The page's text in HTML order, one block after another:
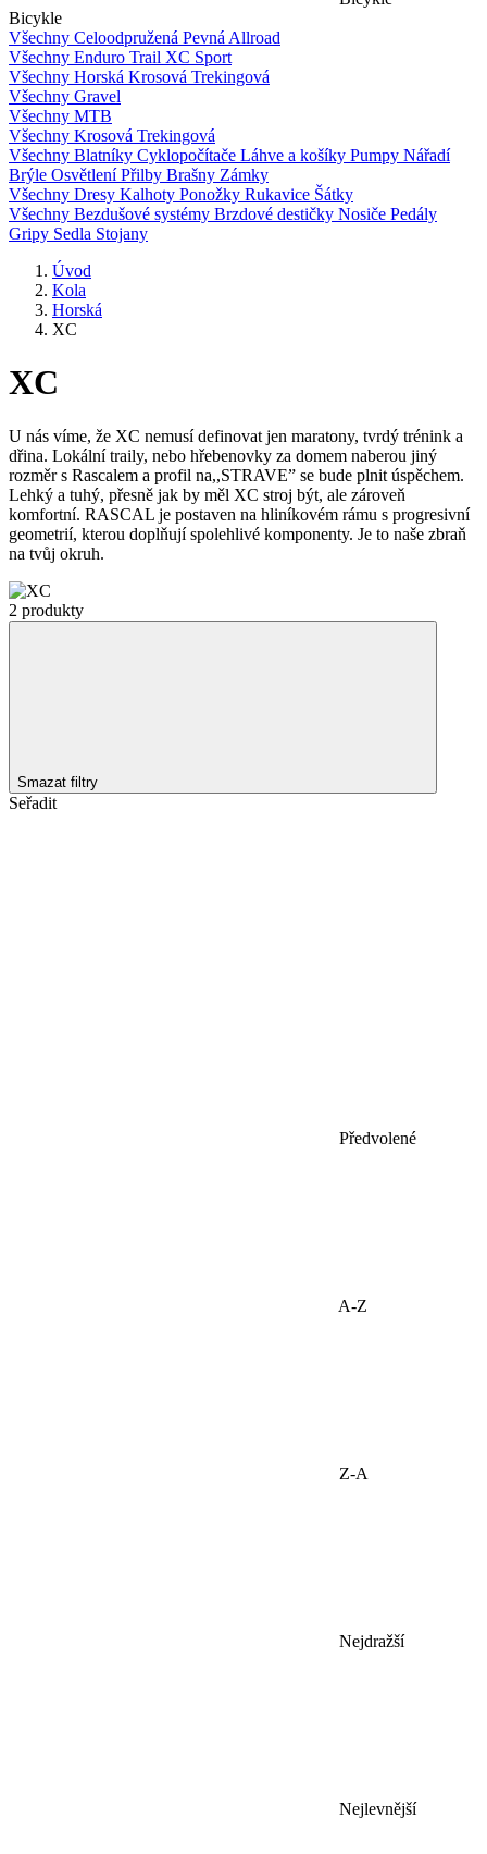
Bicykle
Všechny Celoodpružená Pevná Allroad
Všechny Enduro Trail XC Sport
Všechny Horská Krosová Trekingová
Všechny Gravel
Všechny MTB
Všechny Krosová Trekingová
Všechny Blatníky Cyklopočítače Láhve a košíky Pumpy Nářadí
Brýle OsvětleníPřilby Brašny Zámky
Všechny Dresy Kalhoty Ponožky Rukavice Šátky
Všechny Bezdušové systémy Brzdové destičky Nosiče Pedály
Gripy Sedla Stojany
Úvod
Kola
Horská
XC
XC
U nás víme, že XC nemusí definovat jen maratony, tvrdý trénink a
dřina. Lokální traily, nebo hřebenovky za domem naberou jiný
rozměr s Rascalem a profil na,,STRAVE” se bude plnit úspěchem.
Lehký a tuhý, přesně jak by měl XC stroj být, ale zároveň
komfortní. RASCAL je postaven na hliníkovém rámu s progresivní
geometrií, kterou doplňují spolehlivé komponenty. Je to naše zbraň
na tvůj okruh.
2 produkty
Smazat filtry
Seřadit
Předvolené
A-Z
Z-A
Nejdražší
Nejlevnější